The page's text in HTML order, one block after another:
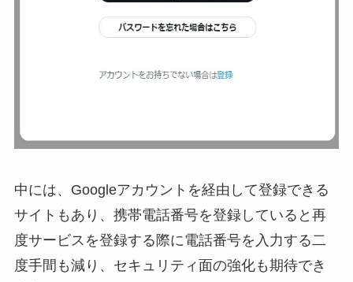
中には、Googleアカウントを経由して登録できる
サイトもあり、携帯電話番号を登録していると再
度サービスを登録する際に電話番号を入力する二
度手間も減り、セキュリティ面の強化も期待でき